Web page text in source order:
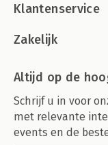
Klantenservice
Zakelijk
Altijd op de
Schrijf u in voor
met relevante
events en de